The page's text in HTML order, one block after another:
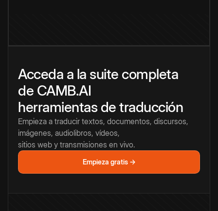
Acceda a la suite completa
de CAMB.AI
herramientas de traducción
Empieza a traducir textos, documentos, discursos,
imágenes, audiolibros, vídeos,
sitios web y transmisiones en vivo.
Empieza gratis →